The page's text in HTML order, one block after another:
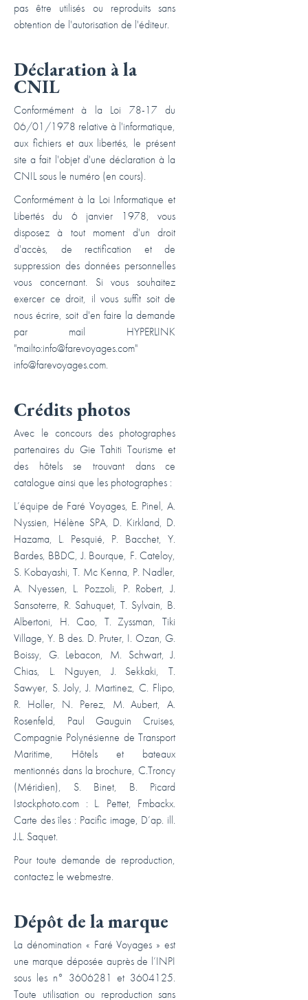
pas être utilisés ou reproduits sans
obtention de l'autorisation de l'éditeur.
Déclaration à la
CNIL
Conformément à la Loi 78-17 du
06/01/1978 relative à l'informatique,
aux fichiers et aux libertés, le présent
site a fait l'objet d'une déclaration à la
CNIL sous le numéro (en cours).
Conformément à la Loi Informatique et
Libertés du 6 janvier 1978, vous
disposez à tout moment d'un droit
d'accès, de rectification et de
suppression des données personnelles
vous concernant. Si vous souhaitez
exercer ce droit, il vous suffit soit de
nous écrire, soit d'en faire la demande
par mail HYPERLINK
"mailto:info@farevoyages.com"
info@farevoyages.com.
Crédits photos
Avec le concours des photographes
partenaires du Gie Tahiti Tourisme et
des hôtels se trouvant dans ce
catalogue ainsi que les photographes :
L’équipe de Faré Voyages, E. Pinel, A.
Nyssien, Hélène SPA, D. Kirkland, D.
Hazama, L. Pesquié, P. Bacchet, Y.
Bardes, BBDC, J. Bourque, F. Cateloy,
S. Kobayashi, T. Mc Kenna, P. Nadler,
A. Nyessen, L. Pozzoli, P. Robert, J.
Sansoterre, R. Sahuquet, T. Sylvain, B.
Albertoni, H. Cao, T. Zyssman, Tiki
Village, Y. B des. D. Pruter, I. Ozan, G.
Boissy, G. Lebacon, M. Schwart, J.
Chias, L. Nguyen, J. Sekkaki, T.
Sawyer, S. Joly, J. Martinez, C. Flipo,
R. Holler, N. Perez, M. Aubert, A.
Rosenfeld, Paul Gauguin Cruises,
Compagnie Polynésienne de Transport
Maritime, Hôtels et bateaux
mentionnés dans la brochure, C.Troncy
(Méridien), S. Binet, B. Picard
Istockphoto.com : L. Pettet, Fmbackx.
Carte des îles : Pacific image, D’ap. ill.
J.L. Saquet.
Pour toute demande de reproduction,
contactez le webmestre.
Dépôt de la marque
La dénomination « Faré Voyages » est
une marque déposée auprès de l’INPI
sous les n° 3606281 et 3604125.
Toute utilisation ou reproduction sans